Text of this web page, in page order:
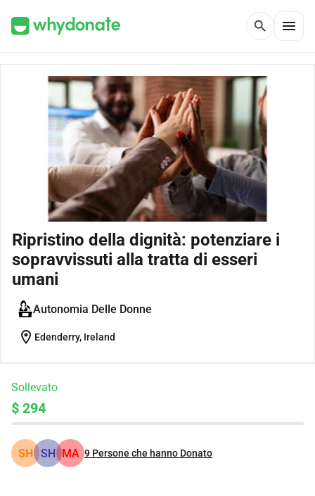
search menu
Ripristino della dignità: potenziare i
sopravvissuti alla tratta di esseri
umani
Autonomia Delle Donne
location_on Edenderry, Ireland
Sollevato
$ 294
SH SH MA 9 Persone che hanno Donato